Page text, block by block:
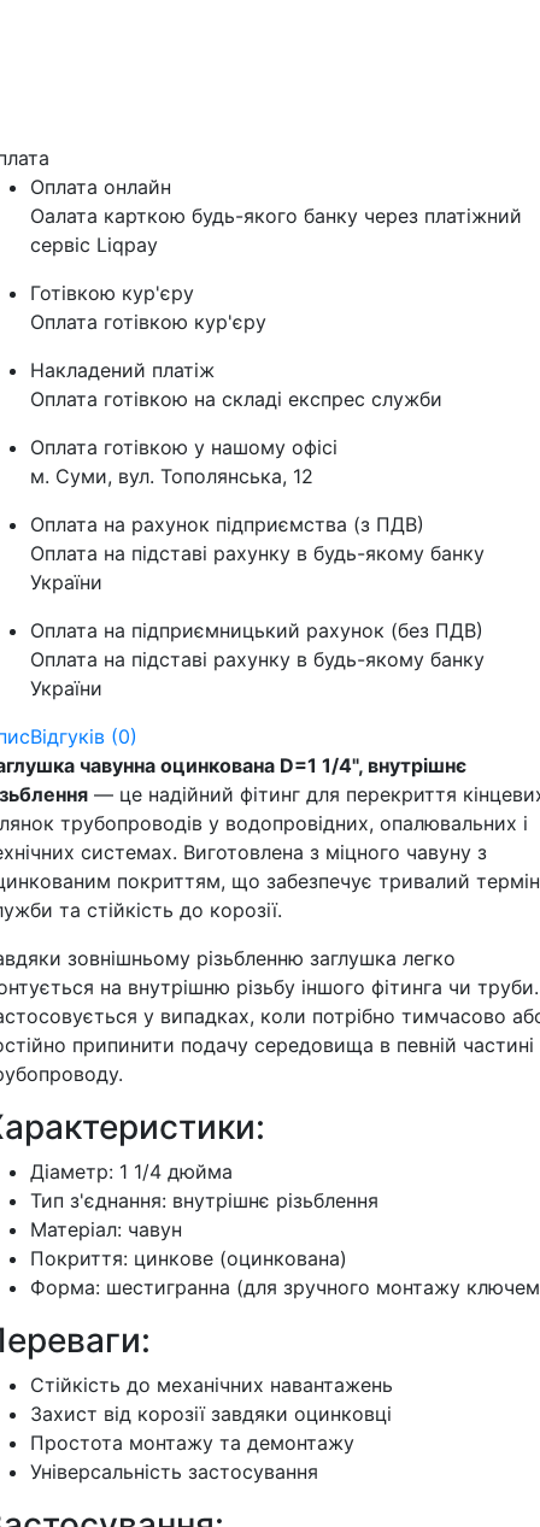
Оплата онлайн
Оалата карткою будь-якого банку через платіжний
сервіс Liqpay
Готівкою кур'єру
Оплата готівкою кур'єру
Накладений платіж
Оплата готівкою на складі експрес служби
Оплата готівкою у нашому офісі
м. Суми, вул. Тополянська, 12
Оплата на рахунок підприємства (з ПДВ)
Оплата на підставі рахунку в будь-якому банку
України
Оплата на підприємницький рахунок (без ПДВ)
Оплата на підставі рахунку в будь-якому банку
України
Відгуків (0)
чавунна оцинкована D=1 1/4", внутрішнє
— це надійний фітинг для перекриття
трубопроводів у водопровідних, опалювальних і
системах. Виготовлена з міцного чавуну з
покриттям, що забезпечує тривалий термін
та стійкість до корозії.
зовнішньому різьбленню заглушка легко
на внутрішню різьбу іншого фітинга чи труби.
у випадках, коли потрібно тимчасово
припинити подачу середовища в певній частині
Діаметр: 1 1/4 дюйма
Тип з'єднання: внутрішнє різьблення
Матеріал: чавун
Покриття: цинкове (оцинкована)
Форма: шестигранна (для зручного монтажу
Стійкість до механічних навантажень
Захист від корозії завдяки оцинковці
Простота монтажу та демонтажу
Універсальність застосування